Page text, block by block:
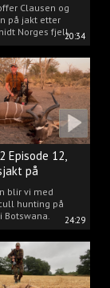
20:34
Clausen og
på jakt etter
Norges fjell.
24:29
Episode 12,
på
blir vi med
hunting på
Botswana.